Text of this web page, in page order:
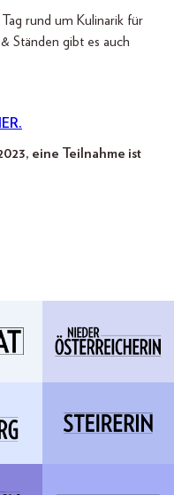
rund um Kulinarik für
Ständen gibt es auch
eine Teilnahme ist